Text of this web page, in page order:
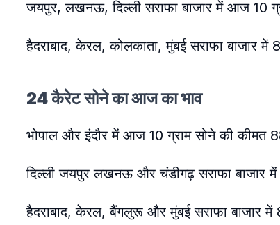
जयपुर, लखनऊ, दिल्ली सराफा बाजार में आज
हैदराबाद, केरल, कोलकाता, मुंबई सराफा बाजार
24 कैरेट सोने का आज का भाव
भोपाल और इंदौर में आज 10 ग्राम सोने की कीमत
दिल्ली जयपुर लखनऊ और चंडीगढ़ सराफा बाजार
हैदराबाद, केरल, बैंगलुरू और मुंबई सराफा बाजार